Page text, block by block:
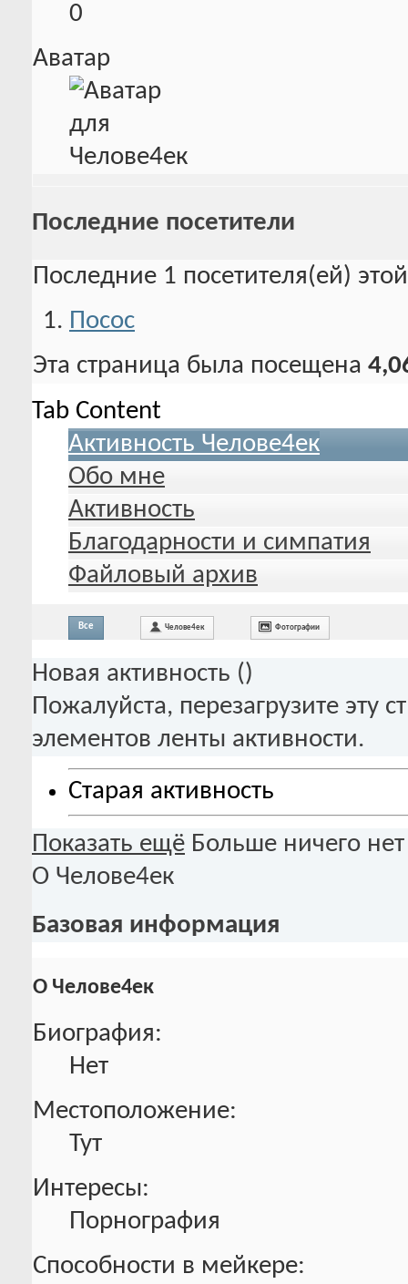
0
Аватар
Последние посетители
Последние 1 посетителя(ей)
Посос
Эта страница была посещена
Tab Content
Активность Челове4ек
Обо мне
Активность
Благодарности и симпатия
Файловый архив
Все Челове4ек Фотографии
Новая активность ()
Пожалуйста, перезагрузите эту
элементов ленты активности.
Старая активность
Показать ещё Больше ничего нет
О Челове4ек
Базовая информация
О Челове4ек
Биография:
Нет
Местоположение:
Тут
Интересы:
Порнография
Способности в мейкере: